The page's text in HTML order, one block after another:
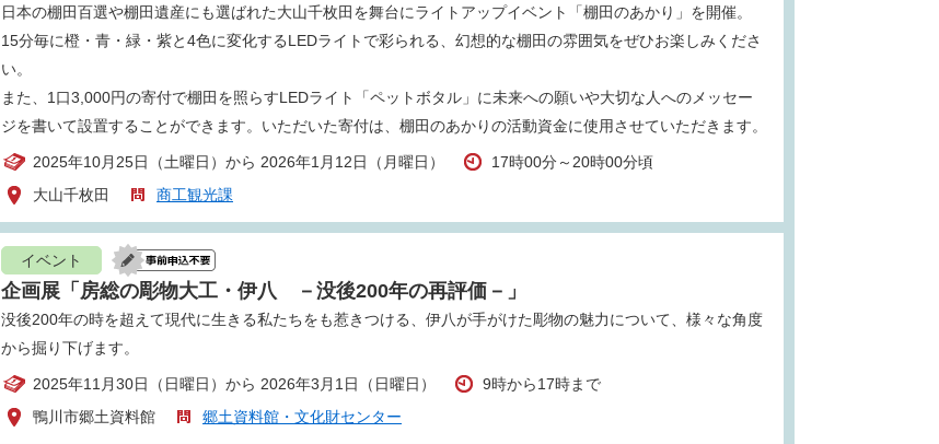
日本の棚田百選や棚田遺産にも選ばれた大山千枚田を舞台にライトアップイベント「棚田のあかり」を開催。
15分毎に橙・青・緑・紫と4色に変化するLEDライトで彩られる、幻想的な棚田の雰囲気をぜひお楽しみくださ
い。
また、1口3,000円の寄付で棚田を照らすLEDライト「ペットボタル」に未来への願いや大切な人へのメッセー
ジを書いて設置することができます。いただいた寄付は、棚田のあかりの活動資金に使用させていただきます。
2025年10月25日（土曜日）から 2026年1月12日（月曜日）
17時00分～20時00分頃
大山千枚田
商工観光課
イベント
企画展「房総の彫物大工・伊八 －没後200年の再評価－」
没後200年の時を超えて現代に生きる私たちをも惹きつける、伊八が手がけた彫物の魅力について、様々な角度
から掘り下げます。
2025年11月30日（日曜日）から 2026年3月1日（日曜日）
9時から17時まで
鴨川市郷土資料館
郷土資料館・文化財センター